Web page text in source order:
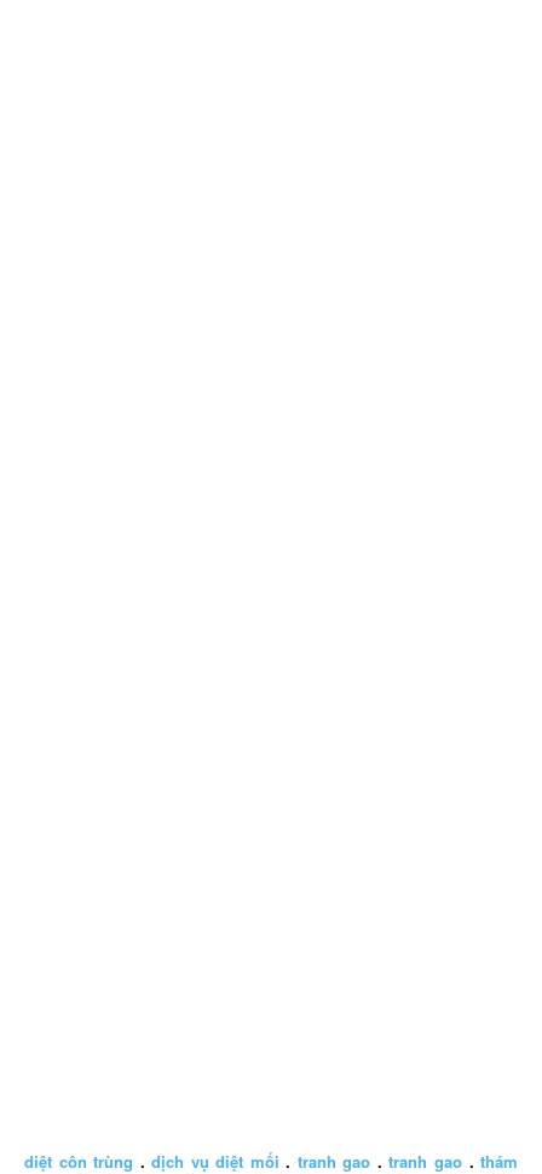
diệt côn trùng .dịch vụ diệt mối . tranh gao .tranh gao .thám